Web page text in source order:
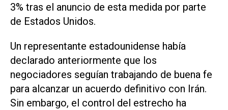
3% tras el anuncio de esta medida por parte
de Estados Unidos.
Un representante estadounidense había
declarado anteriormente que los
negociadores seguían trabajando de buena fe
para alcanzar un acuerdo definitivo con Irán.
Sin embargo, ‌el control del estrecho ha